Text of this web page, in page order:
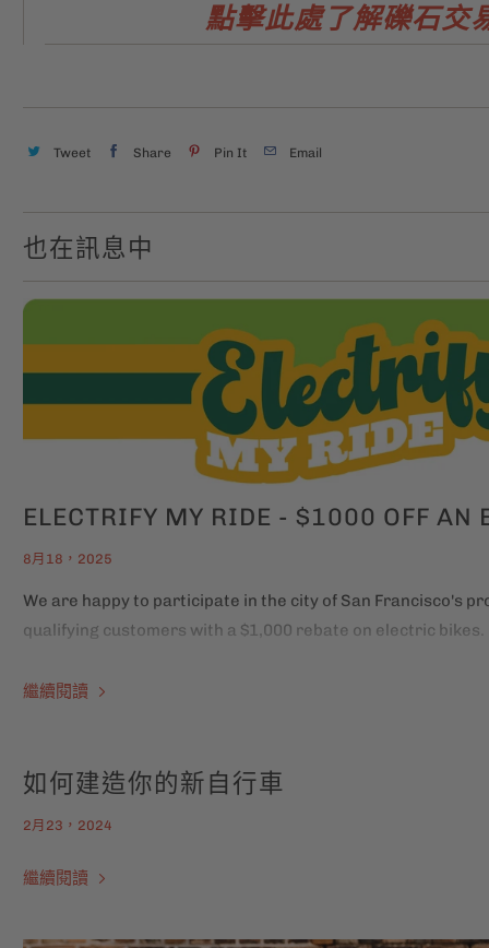
點擊此處了解礫石交
Tweet Share Pin It Email
也在訊息中
ELECTRIFY MY RIDE - $1000 OFF AN
8月18，2025
We are happy to participate in the city of San Francisco's
qualifying customers with a $1,000 rebate on electric bikes.
繼續閱讀
如何建造你的新自行車
2月23，2024
繼續閱讀